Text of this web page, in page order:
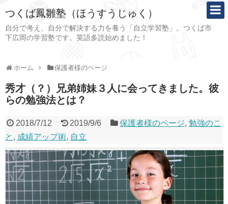
つくば鳳雛塾（ほうすうじゅく）
自分で考え、自分で解決する力を養う「自立学習塾」。つくば市
下広岡の学習塾です。英語多読始めました！
ホーム 保護者様のページ
秀才（？）兄弟姉妹３人に会ってきました。彼
らの勉強法とは？
2018/7/12 2019/9/6 保護者様のページ,勉強のこ
と , 成績アップ術, 自立